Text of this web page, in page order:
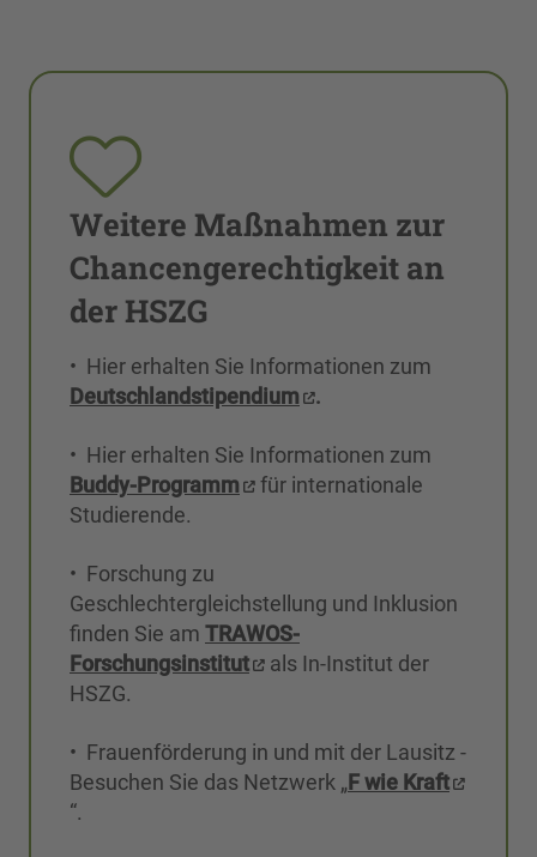
Weitere Maßnahmen zur
Chancengerechtigkeit an
der HSZG
• Hier erhalten Sie Informationen zum
Deutschlandstipendium
.
• Hier erhalten Sie Informationen zum
Buddy-Programm
für internationale
Studierende.
• Forschung zu
Geschlechtergleichstellung und Inklusion
finden Sie am TRAWOS-
Forschungsinstitut
als In-Institut der
HSZG.
• Frauenförderung in und mit der Lausitz -
Besuchen Sie das Netzwerk „F wie Kraft
“.